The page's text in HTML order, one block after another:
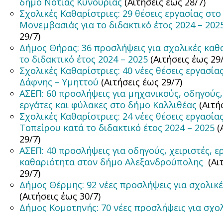
Σχολικές Καθαρίστριες: 29 θέσεις εργασίας
Μονεμβασιάς για το διδακτικό έτος 2024 –
29/7)
Δήμος Θήρας: 36 προσλήψεις για σχολικές
το διδακτικό έτος 2024 – 2025 (Αιτήσεις έως
Σχολικές Καθαρίστριες: 40 νέες θέσεις
Δάφνης – Υμηττού (Αιτήσεις έως 29/7)
ΑΣΕΠ: 60 προσλήψεις για μηχανικούς,
εργάτες και φύλακες στο δήμο Καλλιθέας
Σχολικές Καθαρίστριες: 24 νέες θέσεις
Τοπείρου κατά το διδακτικό έτος 2024 – 2025
29/7)
ΑΣΕΠ: 40 προσλήψεις για οδηγούς, χειριστές,
καθαριότητα στον δήμο Αλεξανδρούπολης
29/7)
Δήμος Θέρμης: 92 νέες προσλήψεις για
(Αιτήσεις έως 30/7)
Δήμος Κομοτηνής: 70 νέες προσλήψεις για